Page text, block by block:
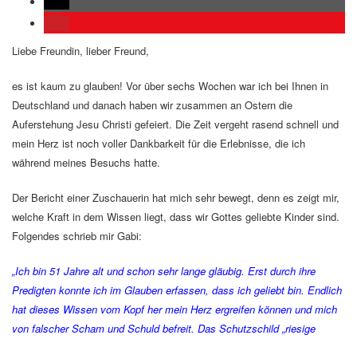
Liebe Freundin, lieber Freund,
es ist kaum zu glauben! Vor über sechs Wochen war ich bei Ihnen in
Deutschland und danach haben wir zusammen an Ostern die
Auferstehung Jesu Christi gefeiert. Die Zeit vergeht rasend schnell und
mein Herz ist noch voller Dankbarkeit für die Erlebnisse, die ich
während meines Besuchs hatte.
Der Bericht einer Zuschauerin hat mich sehr bewegt, denn es zeigt mir,
welche Kraft in dem Wissen liegt, dass wir Gottes geliebte Kinder sind.
Folgendes schrieb mir Gabi:
„Ich bin 51 Jahre alt und schon sehr lange gläubig. Erst durch ihre
Predigten konnte ich im Glauben erfassen, dass ich geliebt bin. Endlich
hat dieses Wissen vom Kopf her mein Herz ergreifen können und mich
von falscher Scham und Schuld befreit. Das Schutzschild „riesige